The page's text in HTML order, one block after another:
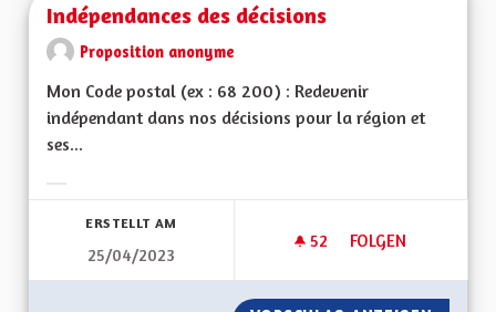
Indépendances des décisions
Proposition anonyme
Mon Code postal (ex : 68 200) : Redevenir
indépendant dans nos décisions pour la région et
ses...
ERSTELLT AM
25/04/2023
52 52 FOLLOWER
FOLGEN
INDÉPENDANCES